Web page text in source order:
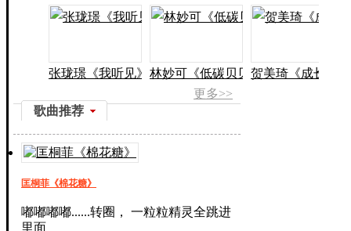
张珑璟《我听见》 林妙可《低碳贝贝》贺美琦《成长的
歌曲推荐
更多>>
匡桐菲《棉花糖》
嘟嘟嘟嘟......转圈， 一粒粒精灵全跳进
里面